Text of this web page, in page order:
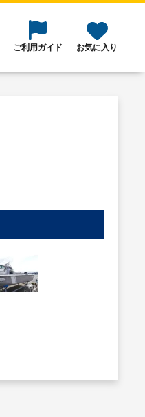
ご利用ガイド お気に入り